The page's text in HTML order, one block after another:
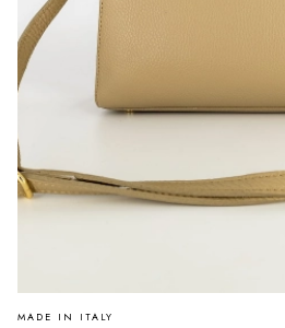
PRODUCENT
MADE IN ITALY